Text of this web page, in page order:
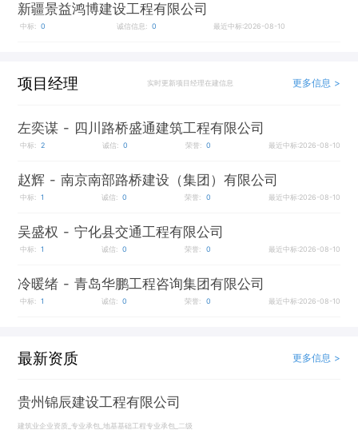
新疆景益鸿博建设工程有限公司
中标: 0 诚信信息: 0 最近中标:2026-08-10
项目经理 实时更新项目经理在建信息 更多信息 >
左奕谋 - 四川路桥盛通建筑工程有限公司
中标: 2 诚信: 0 荣誉: 0 最近中标:2026-08-10
赵辉 - 南京南部路桥建设（集团）有限公司
中标: 1 诚信: 0 荣誉: 0 最近中标:2026-08-10
吴盛权 - 宁化县交通工程有限公司
中标: 1 诚信: 0 荣誉: 0 最近中标:2026-08-10
冷暖绪 - 青岛华鹏工程咨询集团有限公司
中标: 1 诚信: 0 荣誉: 0 最近中标:2026-08-10
最新资质 更多信息 >
贵州锦辰建设工程有限公司
建筑业企业资质_专业承包_地基基础工程专业承包_二级